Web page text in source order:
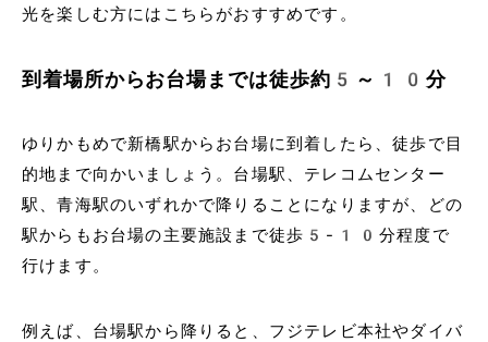
光を楽しむ方にはこちらがおすすめです。
到着場所からお台場までは徒歩約5～10分
ゆりかもめで新橋駅からお台場に到着したら、徒歩で目
的地まで向かいましょう。台場駅、テレコムセンター
駅、青海駅のいずれかで降りることになりますが、どの
駅からもお台場の主要施設まで徒歩5-10分程度で
行けます。
例えば、台場駅から降りると、フジテレビ本社やダイバ